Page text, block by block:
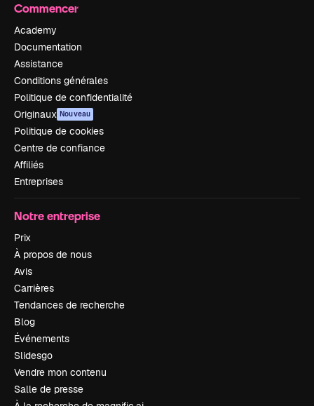
Commencer
Academy
Documentation
Assistance
Conditions générales
Politique de confidentialité
Originaux Nouveau
Politique de cookies
Centre de confiance
Affiliés
Entreprises
Notre entreprise
Prix
À propos de nous
Avis
Carrières
Tendances de recherche
Blog
Événements
Slidesgo
Vendre mon contenu
Salle de presse